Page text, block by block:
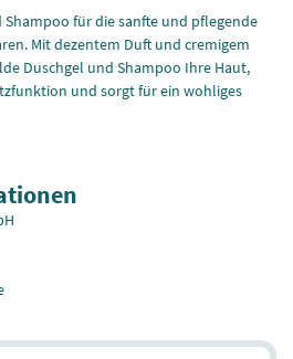
Shampoo für die sanfte und pflegende
Mit dezentem Duft und cremigem
Duschgel und Shampoo Ihre Haut,
und sorgt für ein wohliges